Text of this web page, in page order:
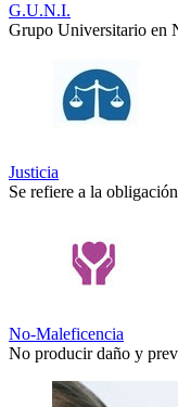
G.U.N.I.
Grupo Universitario en
Justicia
Se refiere a la
No-Maleficencia
No producir daño y